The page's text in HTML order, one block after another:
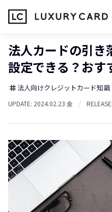
法人カードの引き
設定できる？おす
tag 法人向けクレジットカード知識
UPDATE: 2024.02.23 金 /